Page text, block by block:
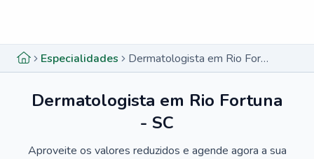
Especialidades Dermatologista em Rio Fortuna - SC
Dermatologista em Rio Fortuna
- SC
Aproveite os valores reduzidos e agende agora a sua